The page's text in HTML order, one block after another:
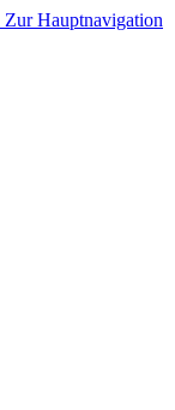
Zur Hauptnavigation